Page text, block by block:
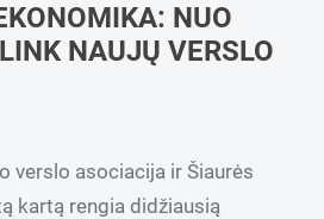
NUO
NAUJŲ VERSLO
verslo asociacija ir Šiaurės
kartą rengia didžiausią